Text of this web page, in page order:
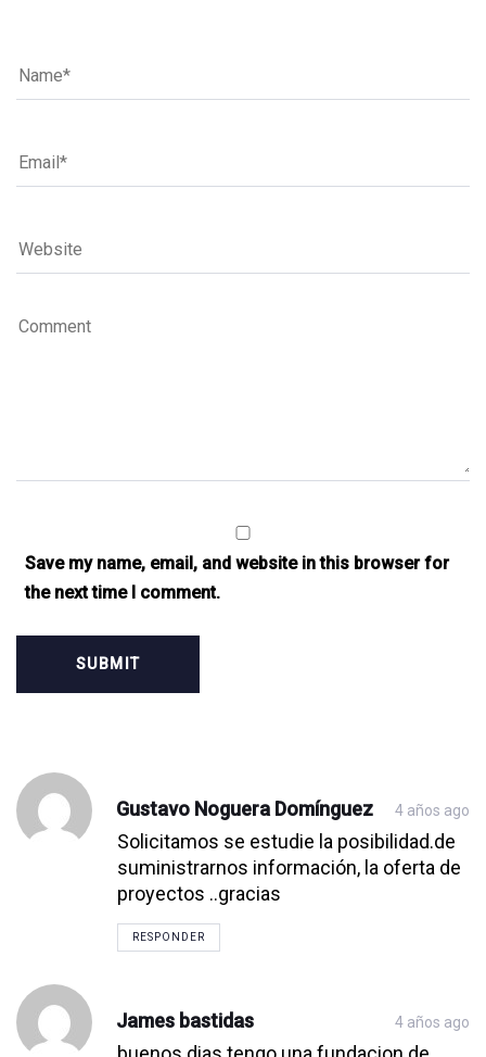
Save my name, email, and website in this browser for
the next time I comment.
Post
comment
Gustavo Noguera Domínguez 4 años ago
Solicitamos se estudie la posibilidad.de
suministrarnos información, la oferta de
proyectos ..gracias
RESPONDER
Post
comment
James bastidas 4 años ago
Post
comment
Post
comment
Post
comment
Post
comment
Post
comment
Post
comment
Post
comment
Post
comment
Post
comment
Post
comment
Post
comment
Post
comment
Post
comment
Post
comment